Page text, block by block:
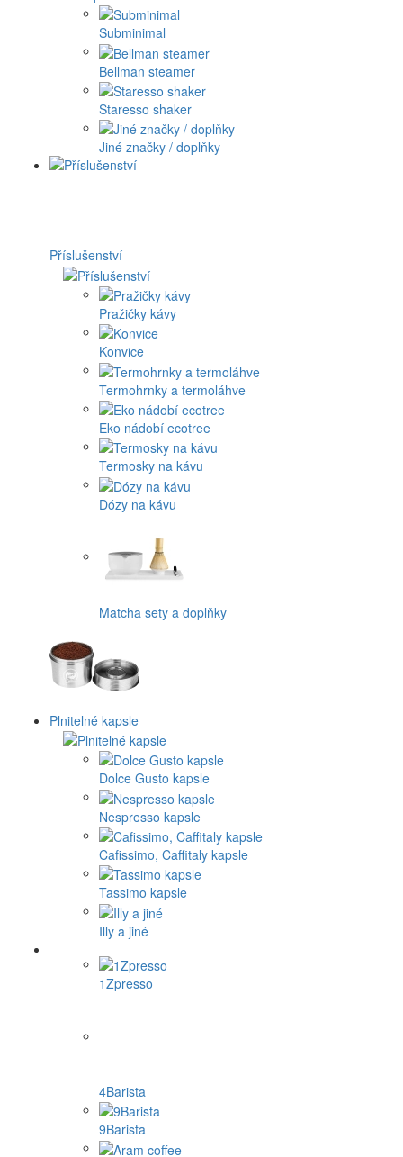
Subminimal
Bellman steamer
Staresso shaker
Jiné značky / doplňky
Příslušenství
Pražičky kávy
Konvice
Termohrnky a termoláhve
Eko nádobí ecotree
Termosky na kávu
Dózy na kávu
Matcha sety a doplňky
Plnitelné kapsle
Dolce Gusto kapsle
Nespresso kapsle
Cafissimo, Caffitaly kapsle
Tassimo kapsle
Illy a jiné
1Zpresso
4Barista
9Barista